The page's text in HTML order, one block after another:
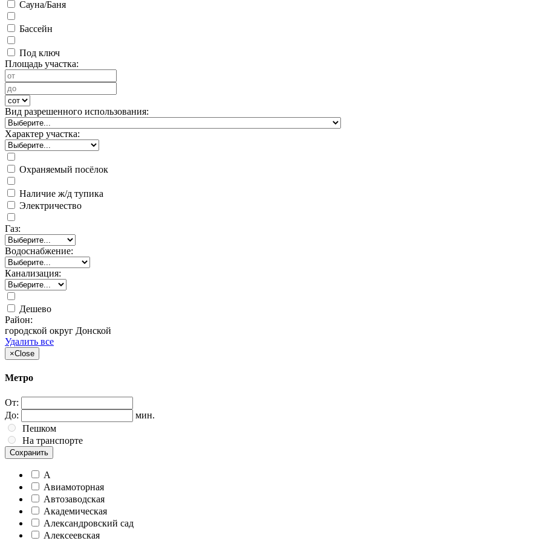
Сауна/Баня
Бассейн
Под ключ
Площадь участка:
Вид разрешенного использования:
Характер участка:
Охраняемый посёлок
Наличие ж/д тупика
Электричество
Газ:
Водоснабжение:
Канализация:
Дешево
Район:
городской округ Донской
Удалить все
×Close
Метро
От:
До:
мин.
Пешком
На транспорте
Сохранить
А
Авиамоторная
Автозаводская
Академическая
Александровский сад
Алексеевская